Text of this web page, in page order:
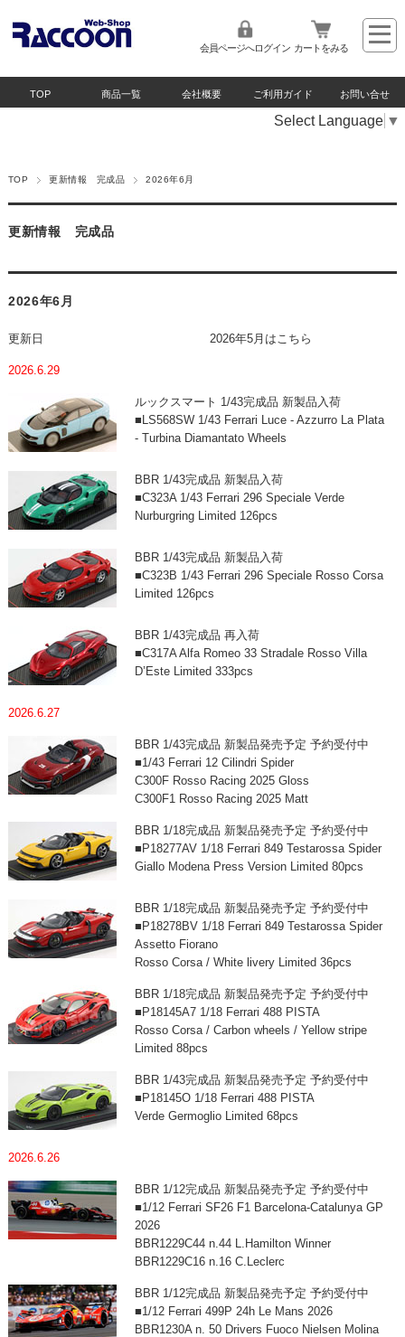
会員ページへログイン カートをみる
TOP 商品一覧 会社概要 ご利用ガイド お問い合せ
Select Language ▼
TOP 更新情報 完成品 2026年6月
更新情報 完成品
2026年6月
更新日 2026年5月はこちら
2026.6.29
ルックスマート 1/43完成品 新製品入荷
■LS568SW 1/43 Ferrari Luce - Azzurro La Plata
- Turbina Diamantato Wheels
BBR 1/43完成品 新製品入荷
■C323A 1/43 Ferrari 296 Speciale Verde
Nurburgring Limited 126pcs
BBR 1/43完成品 新製品入荷
■C323B 1/43 Ferrari 296 Speciale Rosso Corsa
Limited 126pcs
BBR 1/43完成品 再入荷
■C317A Alfa Romeo 33 Stradale Rosso Villa
D’Este Limited 333pcs
2026.6.27
BBR 1/43完成品 新製品発売予定 予約受付中
■1/43 Ferrari 12 Cilindri Spider
C300F Rosso Racing 2025 Gloss
C300F1 Rosso Racing 2025 Matt
BBR 1/18完成品 新製品発売予定 予約受付中
■P18277AV 1/18 Ferrari 849 Testarossa Spider
Giallo Modena Press Version Limited 80pcs
BBR 1/18完成品 新製品発売予定 予約受付中
■P18278BV 1/18 Ferrari 849 Testarossa Spider
Assetto Fiorano
Rosso Corsa / White livery Limited 36pcs
BBR 1/18完成品 新製品発売予定 予約受付中
■P18145A7 1/18 Ferrari 488 PISTA
Rosso Corsa / Carbon wheels / Yellow stripe
Limited 88pcs
BBR 1/43完成品 新製品発売予定 予約受付中
■P18145O 1/18 Ferrari 488 PISTA
Verde Germoglio Limited 68pcs
2026.6.26
BBR 1/12完成品 新製品発売予定 予約受付中
■1/12 Ferrari SF26 F1 Barcelona-Catalunya GP
2026
BBR1229C44 n.44 L.Hamilton Winner
BBR1229C16 n.16 C.Leclerc
BBR 1/12完成品 新製品発売予定 予約受付中
■1/12 Ferrari 499P 24h Le Mans 2026
BBR1230A n. 50 Drivers Fuoco Nielsen Molina